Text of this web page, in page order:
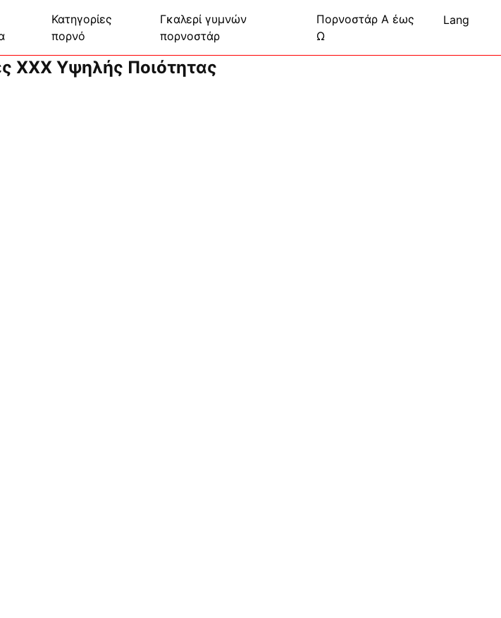
Κατηγορίες
πορνό
Γκαλερί γυμνών
πορνοστάρ
Πορνοστάρ Α έως
Ω
Lang
XXX Υψηλής Ποιότητας